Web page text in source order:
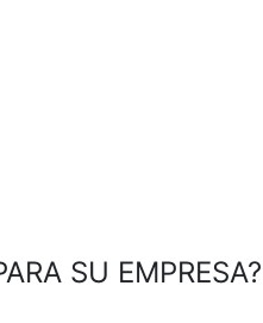
SU EMPRESA?